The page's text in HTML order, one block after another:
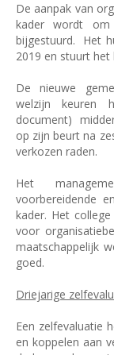
De aanpak van
kader wordt om
bijgestuurd.
Het
2019 en stuurt het
De nieuwe
welzijn keuren
document)
op zijn beurt na
verkozen raden.
Het
voorbereidende
kader. Het
voor
maatschappelijk
goed.
Driejarige
Een zelfevaluatie
en koppelen aan